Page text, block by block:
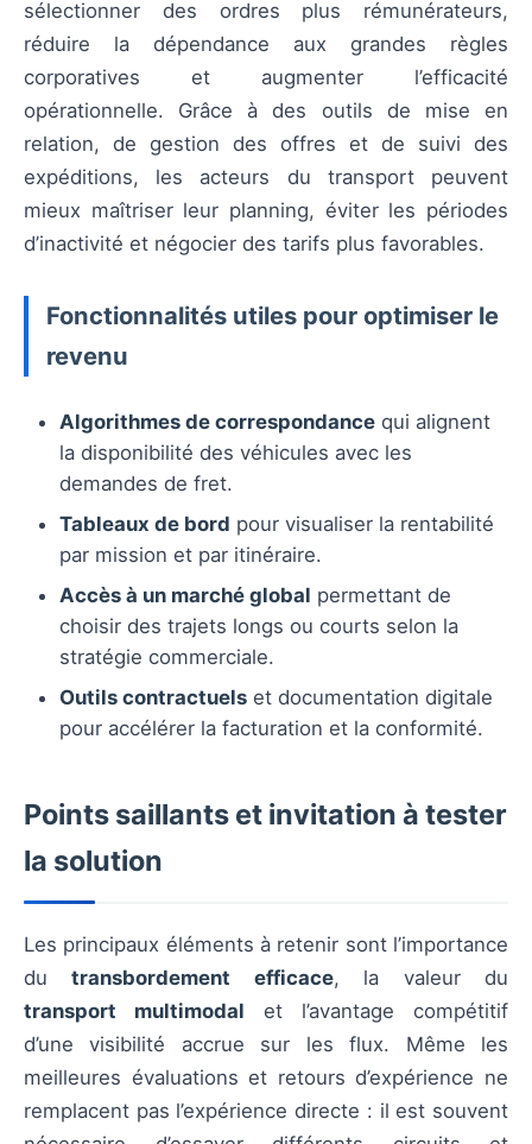
sélectionner des ordres plus rémunérateurs,
réduire la dépendance aux grandes règles
corporatives et augmenter l’efficacité
opérationnelle. Grâce à des outils de mise en
relation, de gestion des offres et de suivi des
expéditions, les acteurs du transport peuvent
mieux maîtriser leur planning, éviter les périodes
d’inactivité et négocier des tarifs plus favorables.
Fonctionnalités utiles pour optimiser le
revenu
Algorithmes de correspondance qui alignent
la disponibilité des véhicules avec les
demandes de fret.
Tableaux de bord pour visualiser la rentabilité
par mission et par itinéraire.
Accès à un marché global permettant de
choisir des trajets longs ou courts selon la
stratégie commerciale.
Outils contractuels et documentation digitale
pour accélérer la facturation et la conformité.
Points saillants et invitation à tester
la solution
Les principaux éléments à retenir sont l’importance
dutransbordement efficace, la valeur du
transport multimodal et l’avantage compétitif
d’une visibilité accrue sur les flux. Même les
meilleures évaluations et retours d’expérience ne
remplacent pas l’expérience directe : il est souvent